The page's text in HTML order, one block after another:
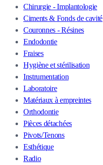
Chirurgie - Implantologie
Ciments & Fonds de cavité
Couronnes - Résines
Endodontie
Fraises
Hygiène et stérilisation
Instrumentation
Laboratoire
Matériaux à empreintes
Orthodontie
Pièces détachées
Pivots/Tenons
Esthétique
Radio